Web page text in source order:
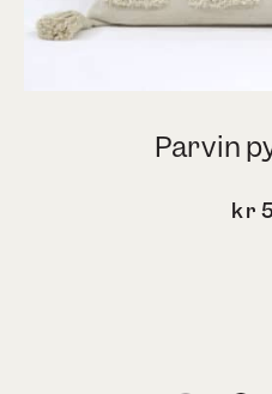
Parvin
kr